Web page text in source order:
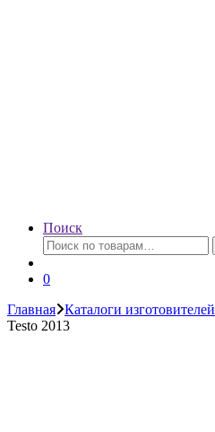
Поиск
Искать:
0
Главная Каталоги изготовителей
Testo 2013